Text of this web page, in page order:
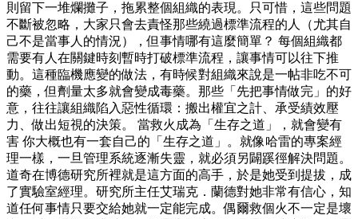
則留下一堆爛攤子，拖累整個組織的表現。只可惜，這些問題
不斷被忽略，大家只會去責怪那些繞過標準流程的人（尤其自
己不是當事人的情況），但事情哪有這麼簡單？ 每個組織都
需要有人在關鍵時刻暫時打破標準流程，讓事情可以往下推
動。這種臨機應變的做法，有時候對組織來說是一帖非吃不可
的藥，但劑量太多就會變成毒藥。那些「先把事情做完」的好
意，往往讓組織陷入惡性循環：搬出權宜之計、承受績效壓
力、做出短視的決策。 當救火成為「生存之道」，就會變有
害 你大概也有一套自己的「生存之道」。就像哈雷的專案經
理一樣，一旦管理系統逐漸失靈，就必須另闢蹊徑解決問題。
道奇在博德研究所裡就是這方面的高手，於是她受到提拔，成
了實驗室經理。研究所主任艾瑞克．蘭德對她非常有信心，知
道任何事情只要交給她就一定能完成。偶爾救個火不一定是壞